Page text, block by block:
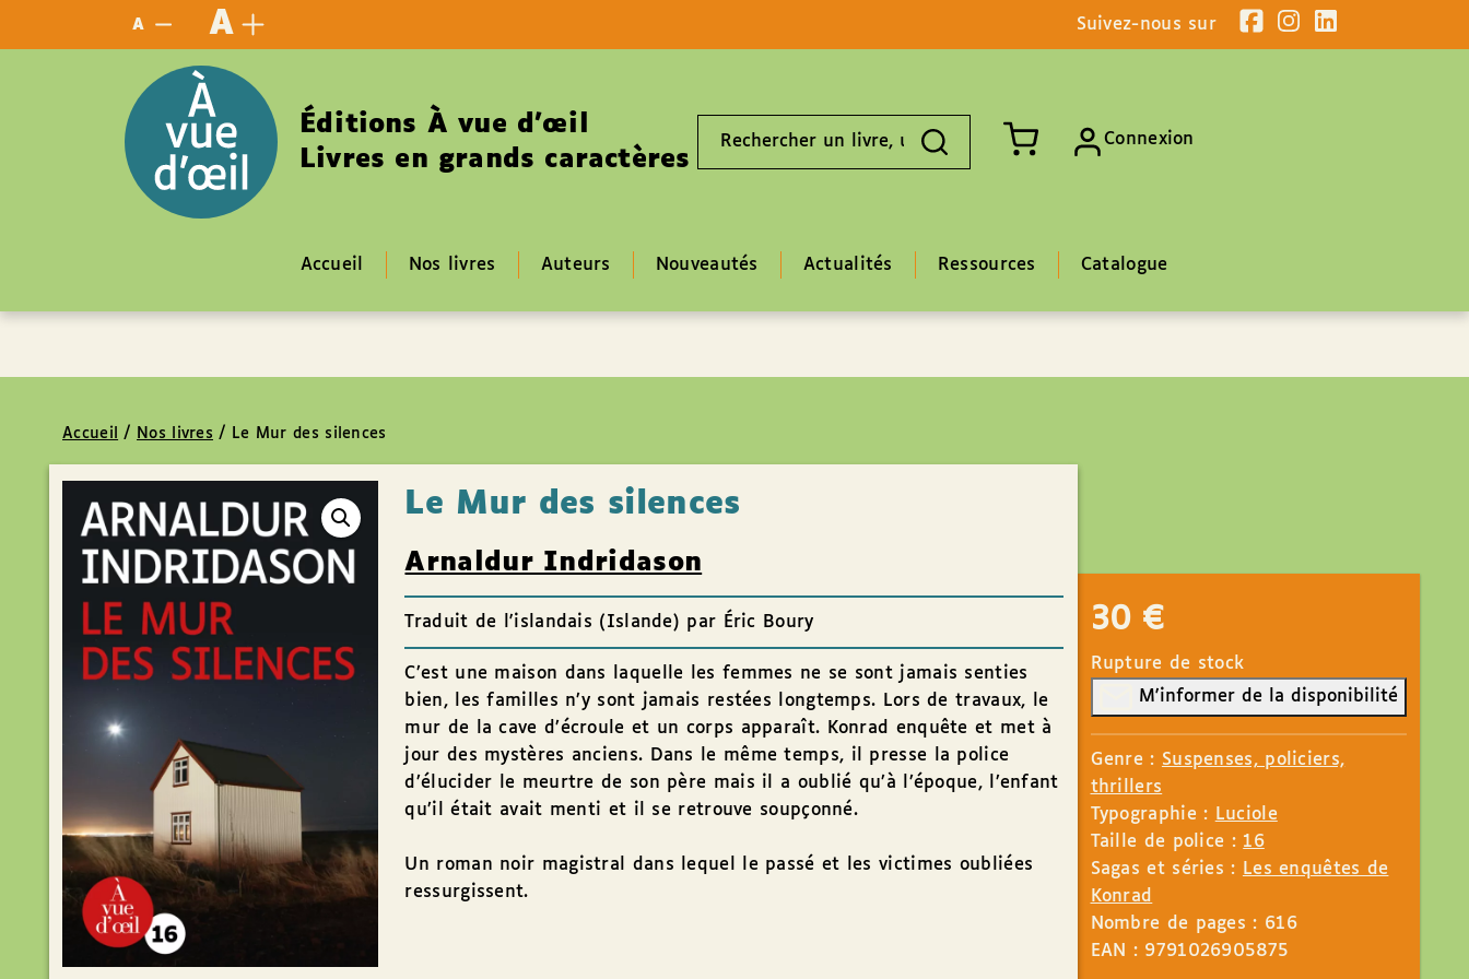
A A Suivez-nous sur
Éditions À vue d’œil
Livres en grands caractères livre,
Connexion
Accueil Nos livres Auteurs Nouveautés Actualités Ressources Catalogue
Accueil / Nos livres / Le Mur des silences
Le Mur des silences
Arnaldur Indridason
Traduit de l'islandais (Islande) par Éric Boury
C’est une maison dans laquelle les femmes ne se sont jamais senties
bien, les familles n’y sont jamais restées longtemps. Lors de travaux, le
mur de la cave d’écroule et un corps apparaît. Konrad enquête et met à
jour des mystères anciens. Dans le même temps, il presse la police
d’élucider le meurtre de son père mais il a oublié qu’à l’époque, l’enfant
qu’il était avait menti et il se retrouve soupçonné.
Un roman noir magistral dans lequel le passé et les victimes oubliées
ressurgissent.
30 €
Rupture de stock
M'informer de la disponibilité
Genre : Suspenses, policiers,
thrillers
Typographie : Luciole
Taille de police : 16
Sagas et séries : Les enquêtes de
Konrad
Nombre de pages : 616
EAN : 9791026905875
Panneau de gestion des cookies